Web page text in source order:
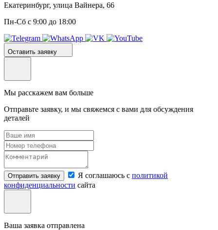
Екатеринбург, улица Вайнера, 66
Пн-Сб с 9:00 до 18:00
Оставить заявку
Мы расскажем вам больше
Отправьте заявку, и мы свяжемся с вами для обсуждения
деталей
Отправить заявку Я соглашаюсь с политикой
конфиденциальности сайта
Ваша заявка отправлена